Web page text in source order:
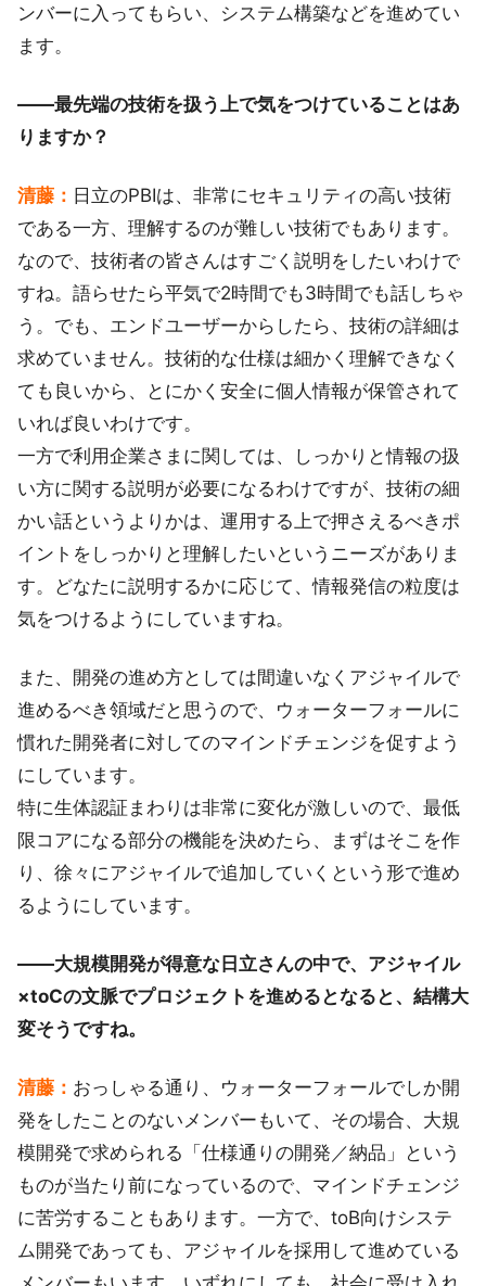
ンバーに入ってもらい、システム構築などを進めてい
ます。
――最先端の技術を扱う上で気をつけていることはあ
りますか？
清藤： 日立のPBIは、非常にセキュリティの高い技術
である一方、理解するのが難しい技術でもあります。
なので、技術者の皆さんはすごく説明をしたいわけで
すね。語らせたら平気で2時間でも3時間でも話しちゃ
う。でも、エンドユーザーからしたら、技術の詳細は
求めていません。技術的な仕様は細かく理解できなく
ても良いから、とにかく安全に個人情報が保管されて
いれば良いわけです。
一方で利用企業さまに関しては、しっかりと情報の扱
い方に関する説明が必要になるわけですが、技術の細
かい話というよりかは、運用する上で押さえるべきポ
イントをしっかりと理解したいというニーズがありま
す。どなたに説明するかに応じて、情報発信の粒度は
気をつけるようにしていますね。
また、開発の進め方としては間違いなくアジャイルで
進めるべき領域だと思うので、ウォーターフォールに
慣れた開発者に対してのマインドチェンジを促すよう
にしています。
特に生体認証まわりは非常に変化が激しいので、最低
限コアになる部分の機能を決めたら、まずはそこを作
り、徐々にアジャイルで追加していくという形で進め
るようにしています。
――大規模開発が得意な日立さんの中で、アジャイル
×toCの文脈でプロジェクトを進めるとなると、結構大
変そうですね。
清藤： おっしゃる通り、ウォーターフォールでしか開
発をしたことのないメンバーもいて、その場合、大規
模開発で求められる「仕様通りの開発／納品」という
ものが当たり前になっているので、マインドチェンジ
に苦労することもあります。一方で、toB向けシステ
ム開発であっても、アジャイルを採用して進めている